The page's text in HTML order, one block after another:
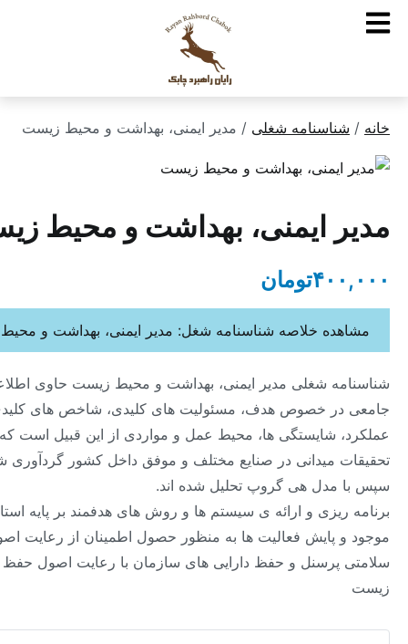
شغلی/ مدیر ایمنی، بهداشت و محیط زیست
ایمنی، بهداشت و محیط زیست
تومان
شغلی مدیر ایمنی، بهداشت و محیط زیست حاوی اطلاعات
خصوص هدف، مسئولیت های کلیدی، شاخص های کلیدی
شایستگی ها، محیط عمل و مواردی از این قبیل است که از
میدانی در صنایع مختلف و موفق داخل کشور گردآوری شده و
هی گروپ تحلیل شده اند.
و ارائه ی سیستم ها و روش های هدفمند بر پایه استاندارد های
پایش فعالیت ها به منظور حصول اطمینان از رعایت اصول ایمنی و
پرسنل و حفظ دارایی های سازمان با رعایت اصول حفظ محیط
خلاصه شناسنامه شغل: مدیر ایمنی، بهداشت و محیط زیست